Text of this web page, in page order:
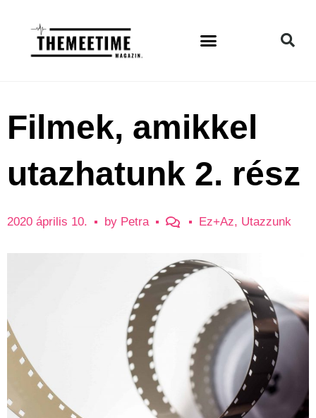
Filmek, amikkel
utazhatunk 2. rész
2020 április 10. by Petra Ez+Az, Utazzunk